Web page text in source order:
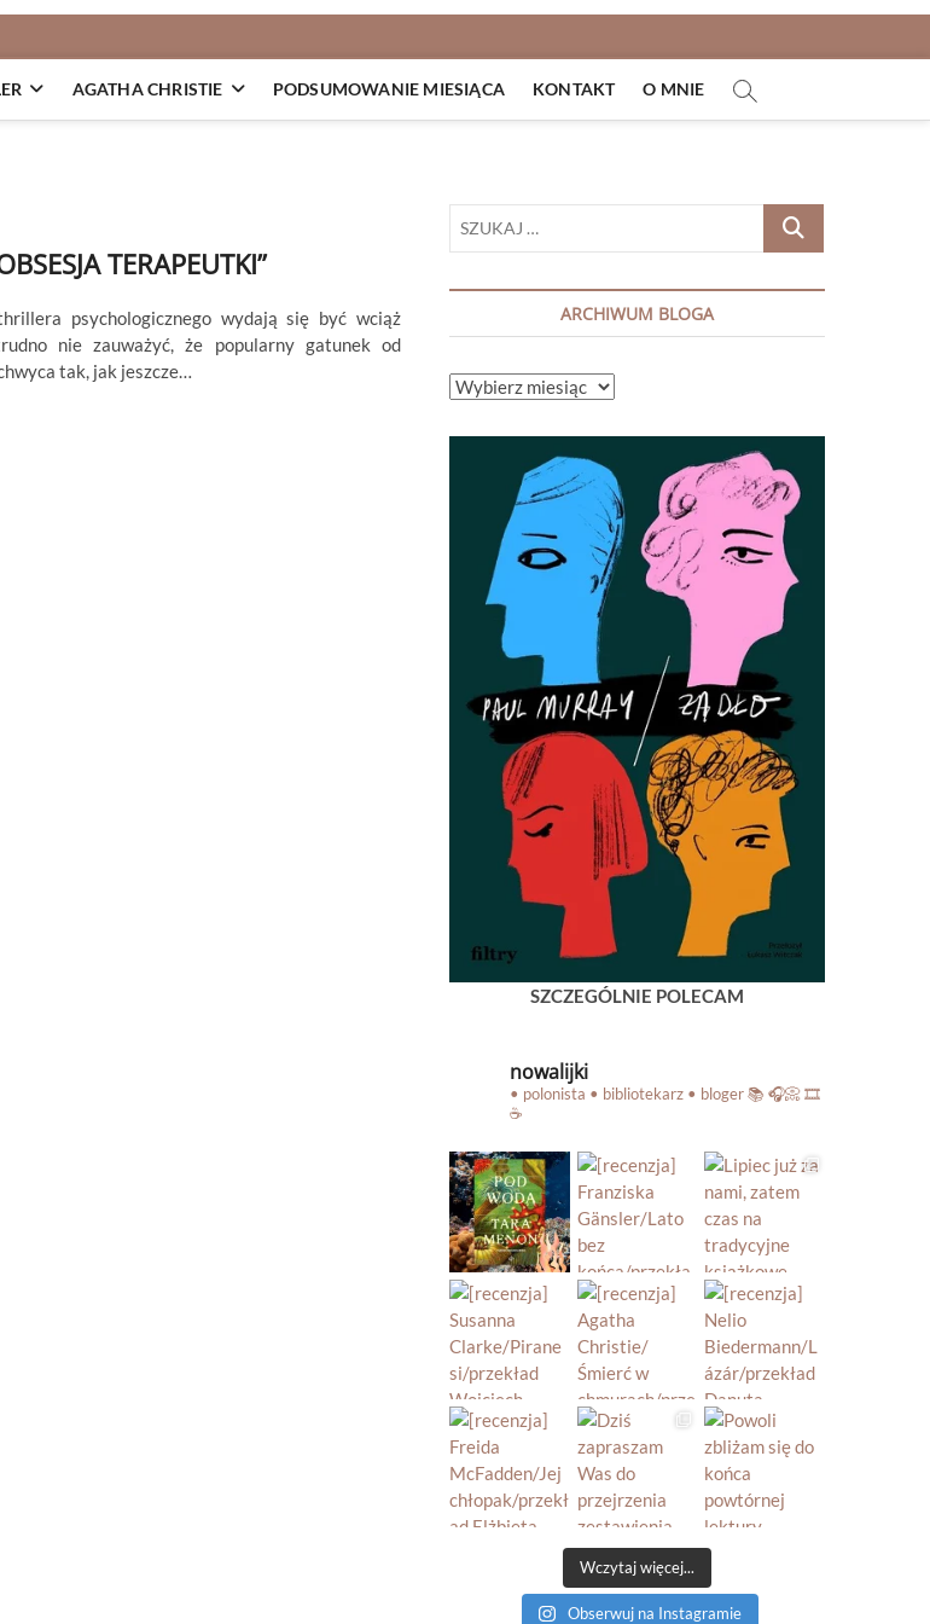
AGATHA CHRISTIE PODSUMOWANIE MIESIĄCA KONTAKT O MNIE
TERAPEUTKI”
psychologicznego wydają się być wciąż
nie zauważyć, że popularny gatunek od
tak, jak jeszcze…
SZUKAJ
ARCHIWUM BLOGA
ARCHIWUM
SZCZEGÓLNIE POLECAM
nowalijki
• polonista • bibliotekarz • bloger📚 🎧📀 🎞️
☕️
Wczytaj więcej...
Obserwuj na Instagramie